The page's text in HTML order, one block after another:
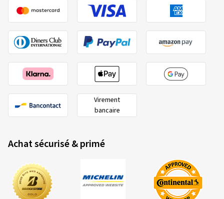
Virement
bancaire
Achat sécurisé & primé